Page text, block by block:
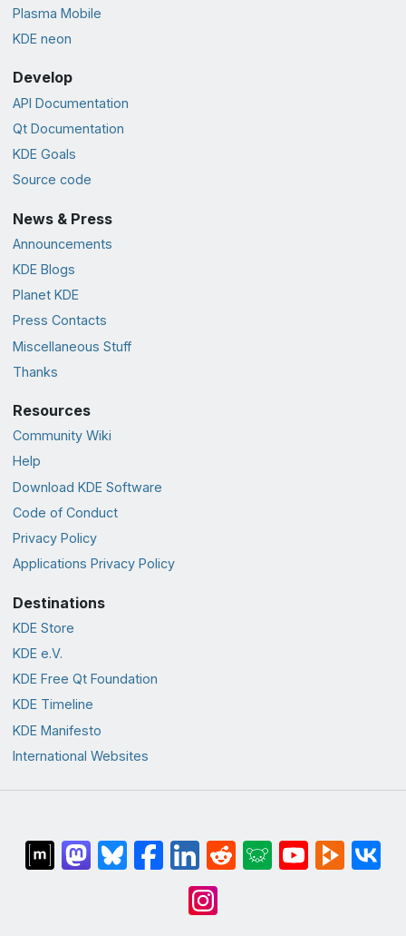
Plasma Mobile
KDE neon
Develop
API Documentation
Qt Documentation
KDE Goals
Source code
News & Press
Announcements
KDE Blogs
Planet KDE
Press Contacts
Miscellaneous Stuff
Thanks
Resources
Community Wiki
Help
Download KDE Software
Code of Conduct
Privacy Policy
Applications Privacy Policy
Destinations
KDE Store
KDE e.V.
KDE Free Qt Foundation
KDE Timeline
KDE Manifesto
International Websites